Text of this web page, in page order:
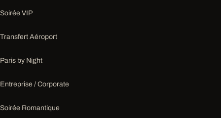
Soirée VIP
Transfert Aéroport
Paris by Night
Entreprise / Corporate
Soirée Romantique